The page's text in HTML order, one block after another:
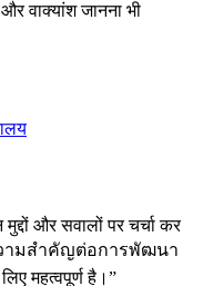
वाक्यांश जानना भी
और सवालों पर चर्चा कर
วามสำคัญต่อการพัฒนา
महत्वपूर्ण है।”